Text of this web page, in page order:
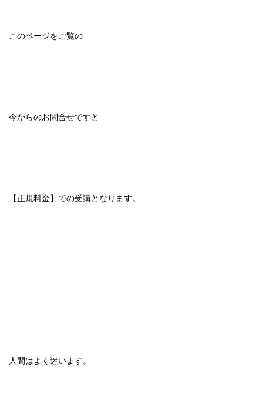
このページをご覧の
今からのお問合せですと
【正規料金】での受講となります。
人間はよく迷います。